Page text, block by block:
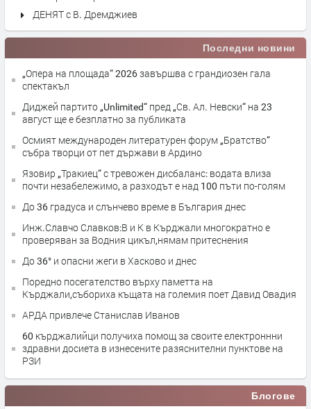
ДЕНЯТ с В. Дремджиев
Последни новини
„Опера на площада“ 2026 завършва с грандиозен гала
спектакъл
Диджей партито „Unlimited“ пред „Св. Ал. Невски“ на 23
август ще е безплатно за публиката
Осмият международен литературен форум „Братство“
събра творци от пет държави в Ардино
Язовир „Тракиец“ с тревожен дисбаланс: водата влиза
почти незабележимо, а разходът е над 100 пъти по-голям
До 36 градуса и слънчево време в България днес
Инж.Славчо Славков:В и К в Кърджали многократно е
проверяван за Водния цикъл,нямам притеснения
До 36° и опасни жеги в Хасково и днес
Поредно посегателство върху паметта на
Кърджали,събориха къщата на големия поет Давид Овадия
АРДА привлече Станислав Иванов
60 кърджалийци получиха помощ за своите електроннни
здравни досиета в изнесените разяснителни пунктове на
РЗИ
Блогове